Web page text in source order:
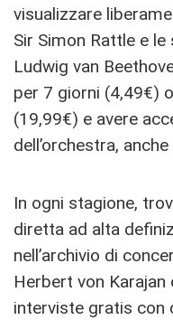
visualizzare
Sir Simon Rattle e
Ludwig van
per 7 giorni (4,49€)
(19,99€) e avere
dell’orchestra, anche
In ogni stagione,
diretta ad alta
nell’archivio di
Herbert von
interviste gratis con